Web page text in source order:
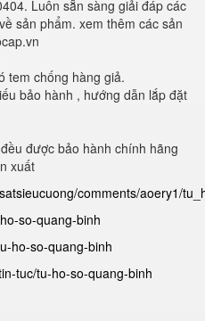
Luôn sẵn sàng giải đáp các
sản phẩm. xem thêm các sản
tem chống hàng giả.
bảo hành , hướng dẫn lắp đặt
được bảo hành chính hãng
xuất
comments/aoery1/
so-quang-binh
ho-so-quang-binh
tuc/tu-ho-so-quang-binh